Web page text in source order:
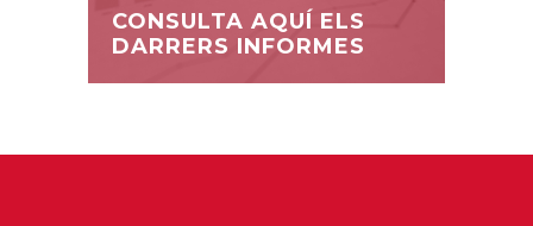
CONSULTA AQUÍ ELS
DARRERS INFORMES